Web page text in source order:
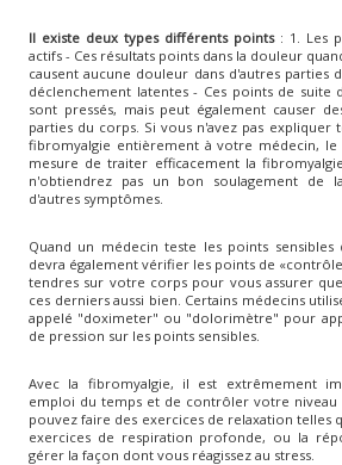
Il existe deux types différents points: 1. Les
actifs - Ces résultats points dans la douleur
causent aucune douleur dans d'autres parties
déclenchement latentes - Ces points de suite
sont pressés, mais peut également causer
parties du corps. Si vous n'avez pas expliquer
fibromyalgie entièrement à votre médecin, le
mesure de traiter efficacement la
n'obtiendrez pas un bon soulagement de
d'autres symptômes.
Quand un médecin teste les points
devra également vérifier les points de
tendres sur votre corps pour vous assurer
ces derniers aussi bien. Certains médecins
appelé "doximeter" ou "dolorimètre" pour
de pression sur les points sensibles.
Avec la fibromyalgie, il est extrêmement
emploi du temps et de contrôler votre niveau
pouvez faire des exercices de relaxation telles
exercices de respiration profonde, ou la
gérer la façon dont vous réagissez au stress.